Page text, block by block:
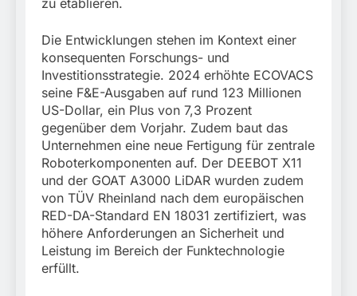
zu etablieren.
Die Entwicklungen stehen im Kontext einer
konsequenten Forschungs- und
Investitionsstrategie. 2024 erhöhte ECOVACS
seine F&E-Ausgaben auf rund 123 Millionen
US-Dollar, ein Plus von 7,3 Prozent
gegenüber dem Vorjahr. Zudem baut das
Unternehmen eine neue Fertigung für zentrale
Roboterkomponenten auf. Der DEEBOT X11
und der GOAT A3000 LiDAR wurden zudem
von TÜV Rheinland nach dem europäischen
RED-DA-Standard EN 18031 zertifiziert, was
höhere Anforderungen an Sicherheit und
Leistung im Bereich der Funktechnologie
erfüllt.